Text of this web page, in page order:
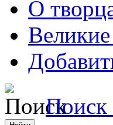
О
Поиск